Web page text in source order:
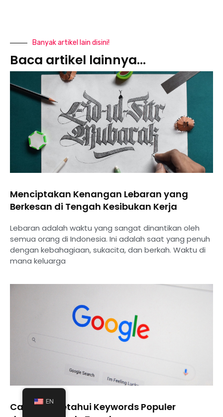
Banyak artikel lain disini!
Baca artikel lainnya...
Menciptakan Kenangan Lebaran yang
Berkesan di Tengah Kesibukan Kerja
Lebaran adalah waktu yang sangat dinantikan oleh
semua orang di Indonesia. Ini adalah saat yang penuh
dengan kebahagiaan, sukacita, dan berkah. Waktu di
mana keluarga
Cara Mengetahui Keywords Populer
EN